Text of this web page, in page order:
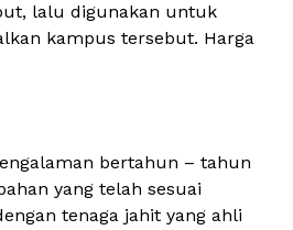
lalu digunakan untuk
kampus tersebut. Harga
bertahun – tahun
yang telah sesuai
tenaga jahit yang ahli